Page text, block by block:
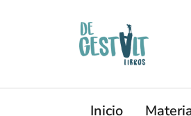
Inicio